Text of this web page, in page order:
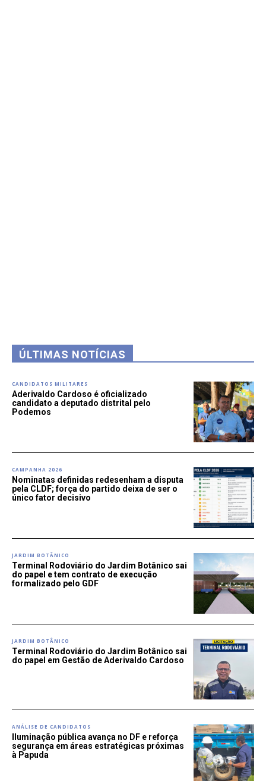
ÚLTIMAS NOTÍCIAS
CANDIDATOS MILITARES
Aderivaldo Cardoso é oficializado
candidato a deputado distrital pelo
Podemos
CAMPANHA 2026
Nominatas definidas redesenham a disputa
pela CLDF; força do partido deixa de ser o
único fator decisivo
JARDIM BOTÂNICO
Terminal Rodoviário do Jardim Botânico sai
do papel e tem contrato de execução
formalizado pelo GDF
JARDIM BOTÂNICO
Terminal Rodoviário do Jardim Botânico sai
do papel em Gestão de Aderivaldo Cardoso
ANÁLISE DE CANDIDATOS
Iluminação pública avança no DF e reforça
segurança em áreas estratégicas próximas
à Papuda